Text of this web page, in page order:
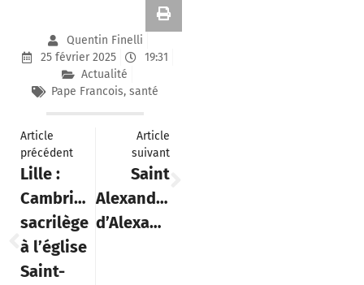
Quentin Finelli
25 février 2025
19:31
Actualité
Pape Francois, santé
Article
précédent
Lille :
Cambriolage
sacrilège
à l’église
Saint-
Article
suivant
Saint
Alexandre
d’Alexandrie